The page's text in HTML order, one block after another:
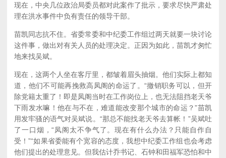
现在，中央几位政治局委员都对此案作了批示，要求尽快严肃处
理在洪水事件中负有责任的领导干部。
苗凯同志抗不住。省委常委和中纪委工作组过两天就要一块讨论
这件事，做出对有关人员的处理决定。正因为如此，苗凯才匆忙
地来找吴斌。
现在，这两个人坐在客厅里，都皱着眉头抽烟。他们实际上都知
道，他们不可能再挽救高凤阁的命运了。“撤销职务可以，但开
除党籍太重了！即是凤阁当时在工作岗位上，也无法阻挡老天爷
下雨发水嘛！他在与不在，难道能改变那个城市的命运？”苗凯
用发牢骚的语气对吴斌说。“那总不能找老天爷去算帐！”吴斌吐
了一口烟，“凤阁太不争气了。现在有什么办法？只能自作自
受！”“如果省委能有个宽容的态度，我想中纪委工作组也会考虑
他们提出的处理意见。但我估计乔书记、石钟和田福军恐怕和中